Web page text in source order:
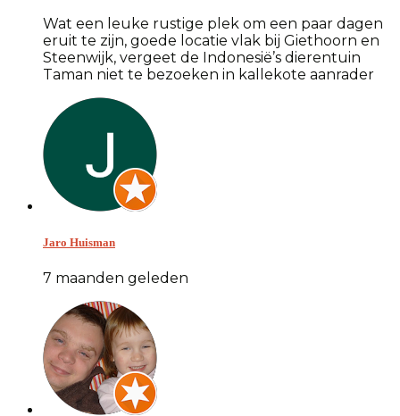
Wat een leuke rustige plek om een paar dagen
eruit te zijn, goede locatie vlak bij Giethoorn en
Steenwijk, vergeet de Indonesië’s dierentuin
Taman niet te bezoeken in kallekote aanrader
Jaro Huisman
7 maanden geleden